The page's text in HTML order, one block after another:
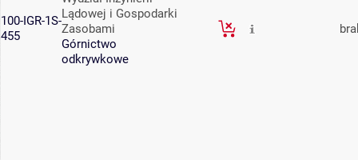
100-IGR-1S-
455
Lądowej i Gospodarki
Zasobami
Górnictwo
odkrywkowe